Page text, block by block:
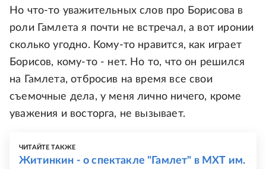
Но что-то уважительных слов про Борисова в
роли Гамлета я почти не встречал, а вот иронии
сколько угодно. Кому-то нравится, как играет
Борисов, кому-то - нет. Но то, что он решился
на Гамлета, отбросив на время все свои
съемочные дела, у меня лично ничего, кроме
уважения и восторга, не вызывает.
ЧИТАЙТЕ ТАКЖЕ
Житинкин - о спектакле "Гамлет" в МХТ им.